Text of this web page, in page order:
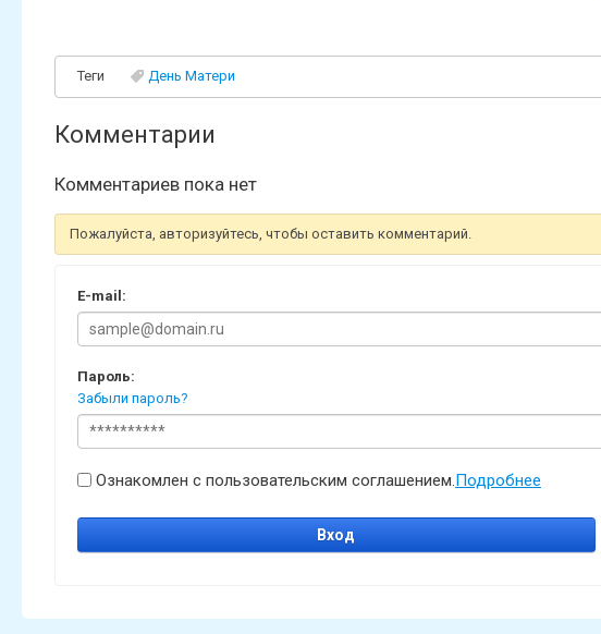
Теги День Матери
Комментарии
Комментариев пока нет
Пожалуйста, авторизуйтесь, чтобы оставить комментарий.
E-mail:
Пароль:
Забыли пароль?
Ознакомлен с пользовательским соглашением.Подробнее
Вход